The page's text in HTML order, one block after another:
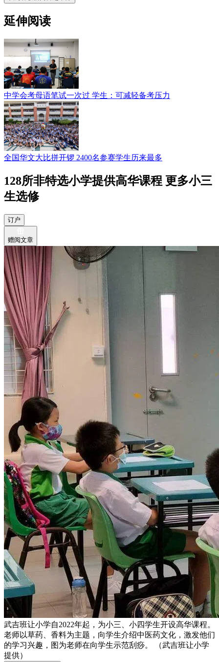
延伸阅读
中学会考母语笔试一次过 学生：可减轻备考压力
全国华文大比拼开锣 2400名参赛学生历来最多
128所非特选小学提供高华课程 更多小三
生选修
订户
赠阅文章
武吉班让小学自2022年起，为小三、小四学生开设高华课程。
老师以草药、香料为主题，向学生介绍中医药文化，激发他们
的学习兴趣，图为老师在向学生示范刮痧。 （武吉班让小学
提供）